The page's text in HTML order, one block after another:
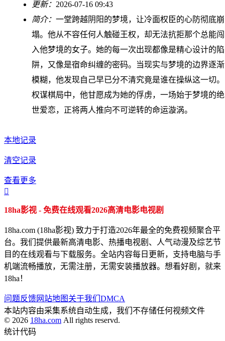
更新： 2026-07-16 09:43
简介： 一堂跨越阴阳的梦境，让冷面权臣的心防彻底崩
塌。他从不容任何人触碰王权，却无法抗拒那个总能闯
入他梦境的女子。她的每一次出现都像是精心设计的陷
阱，又像是宿命纠缠的密码。当现实与梦境的边界逐渐
模糊，他发现自己早已分不清究竟是谁在操纵这一切。
权谋棋局中，他甘愿成为她的俘虏，一场始于梦境的绝
世爱恋，正将两人推向不可逆转的命运漩涡。
本地记录
清空记录
查看更多

18ha影视 - 免费在线观看2026高清电影电视剧
18ha.com (18ha影视) 致力于打造2026年最全的免费视频聚合平
台。我们提供最新高清电影、热播电视剧、人气动漫及综艺节
目的在线观看与下载服务。全站内容每日更新，支持电脑与手
机端流畅播放，无需注册，无需安装播放器。想看好剧，就来
18ha！
问题反馈网站地图 关于我们 DMCA
本站内容由采集系统自动生成，我们不存储任何视频文件
© 2026 18ha.com All rights reservd.
统计代码